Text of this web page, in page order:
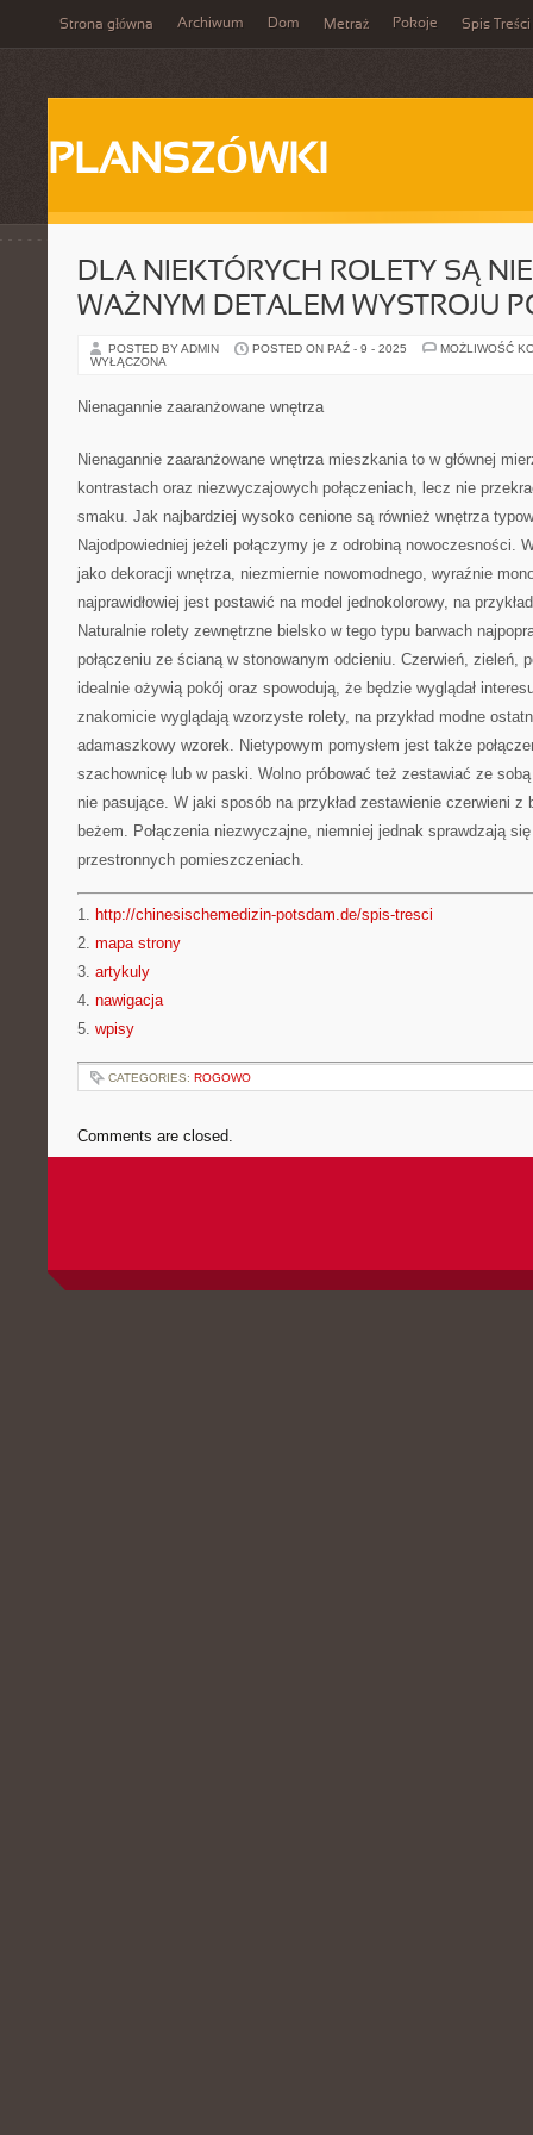
Strona główna Archiwum Dom Metraż Pokoje Spis Treści
PLANSZÓWKI
DLA NIEKTÓRYCH ROLETY SĄ
WAŻNYM DETALEM WYSTROJU
POSTED BY ADMIN POSTED ON PAŹ - 9 - 2025
MOŻLIWOŚĆ
WYŁĄCZONA
Nienagannie zaaranżowane wnętrza
Nienagannie zaaranżowane wnętrza mieszkania to w głównej
kontrastach oraz niezwyczajowych połączeniach, lecz nie
smaku. Jak najbardziej wysoko cenione są również wnętrza
Najodpowiedniej jeżeli połączymy je z odrobiną nowoczesności.
jako dekoracji wnętrza, niezmiernie nowomodnego, wyraźnie
najprawidłowiej jest postawić na model jednokolorowy, na
Naturalnie rolety zewnętrzne bielsko w tego typu barwach
połączeniu ze ścianą w stonowanym odcieniu. Czerwień, zieleń,
idealnie ożywią pokój oraz spowodują, że będzie wyglądał
znakomicie wyglądają wzorzyste rolety, na przykład modne
adamaszkowy wzorek. Nietypowym pomysłem jest także
szachownicę lub w paski. Wolno próbować też zestawiać ze
nie pasujące. W jaki sposób na przykład zestawienie czerwieni z
beżem. Połączenia niezwyczajne, niemniej jednak sprawdzają
przestronnych pomieszczeniach.
1. http://chinesischemedizin-potsdam.de/spis-tresci
2. mapa strony
3. artykuly
4. nawigacja
5. wpisy
CATEGORIES: ROGOWO
Comments are closed.